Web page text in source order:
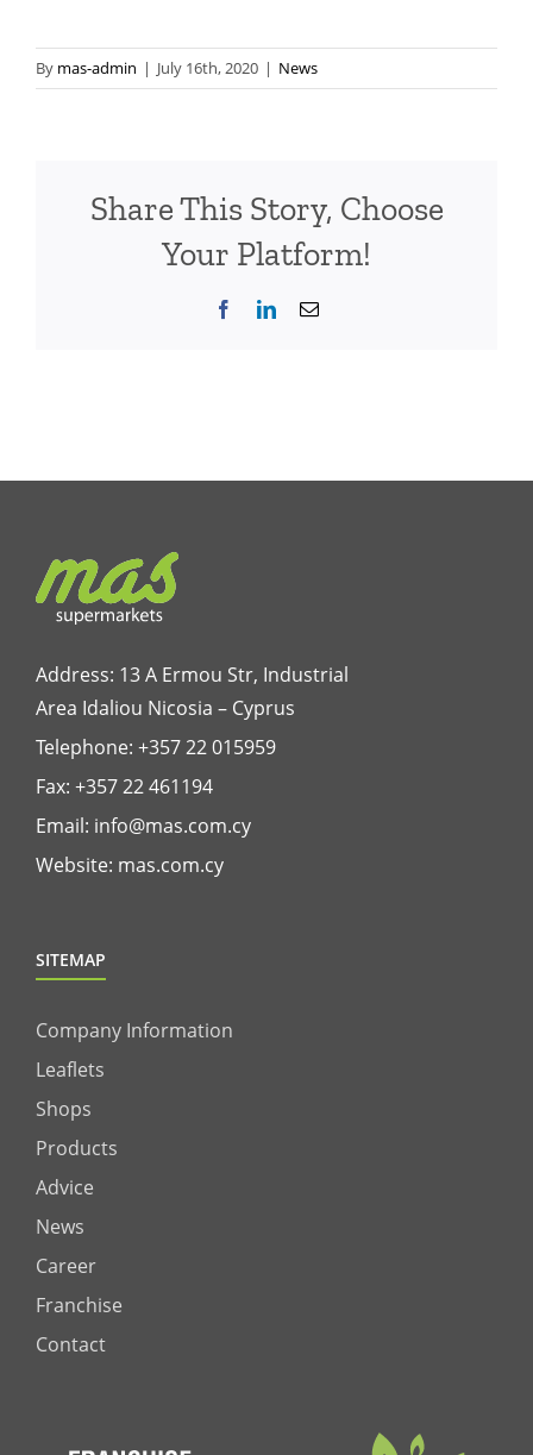
By mas-admin | July 16th, 2020 | News
Share This Story, Choose
Your Platform!
FacebookLinkedInEmail
Address: 13 A Ermou Str, Industrial
Area Idaliou Nicosia – Cyprus
Telephone: +357 22 015959
Fax: +357 22 461194
Email: info@mas.com.cy
Website: mas.com.cy
SITEMAP
Company Information
Leaflets
Shops
Products
Advice
News
Career
Franchise
Contact